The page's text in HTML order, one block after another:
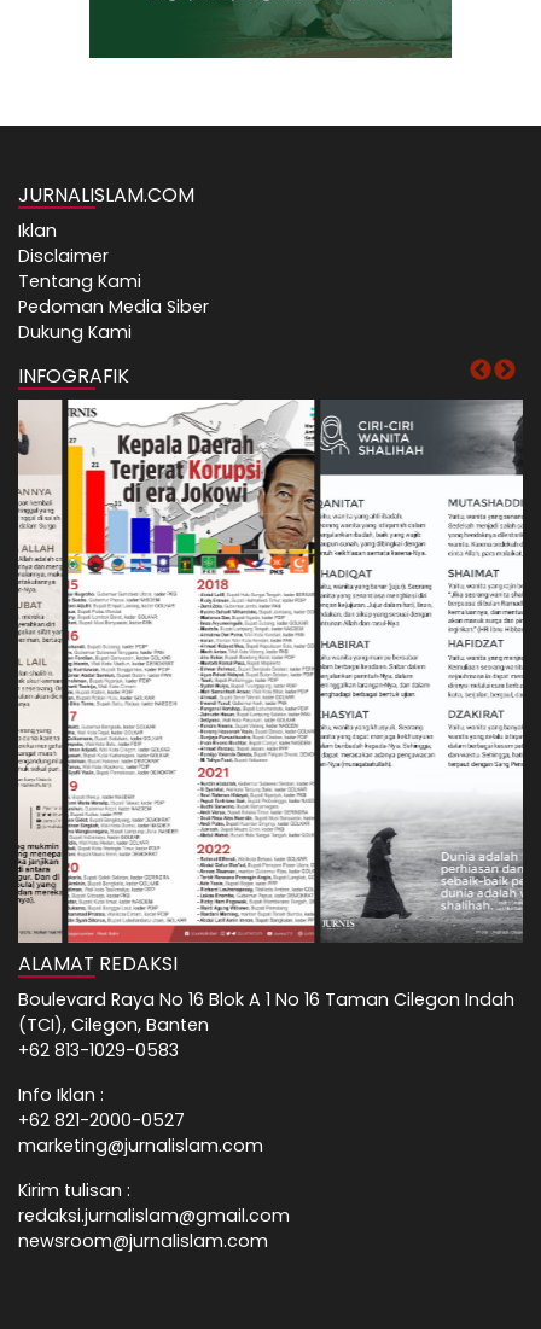
JURNALISLAM.COM
Iklan
Disclaimer
Tentang Kami
Pedoman Media Siber
Dukung Kami
INFOGRAFIK
ALAMAT REDAKSI
Boulevard Raya No 16 Blok A 1 No 16 Taman Cilegon Indah
(TCI), Cilegon, Banten
+62 813-1029-0583
Info Iklan :
+62 821-2000-0527
marketing@jurnalislam.com
Kirim tulisan :
redaksi.jurnalislam@gmail.com
newsroom@jurnalislam.com